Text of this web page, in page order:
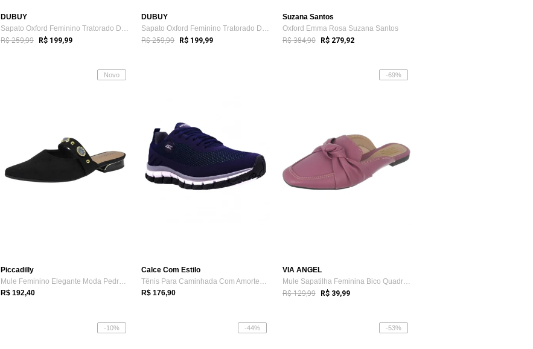
DUBUY
Sapato Oxford Feminino Tratorado DUBUY 1422FG
R$ 259,99 R$ 199,99
DUBUY
Sapato Oxford Feminino Tratorado DUBUY 1422FG
R$ 259,99 R$ 199,99
Suzana Santos
Oxford Emma Rosa Suzana Santos
R$ 384,90 R$ 279,92
Novo
Piccadilly
Mule Feminino Elegante Moda Pedrarias Co...
R$ 192,40
Calce Com Estilo
Tênis Para Caminhada Com Amortecedor Tot...
R$ 176,90
-69%
VIA ANGEL
Mule Sapatilha Feminina Bico Quadrado Ta...
R$ 129,99 R$ 39,99
-10% -44% -53%